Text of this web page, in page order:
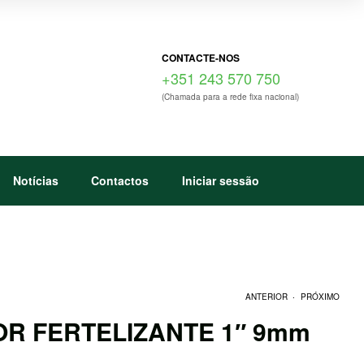
CONTACTE-NOS
+351 243 570 750
(Chamada para a rede fixa nacional)
Notícias Contactos Iniciar sessão
ANTERIOR . PRÓXIMO
FERTELIZANTE 1″ 9mm